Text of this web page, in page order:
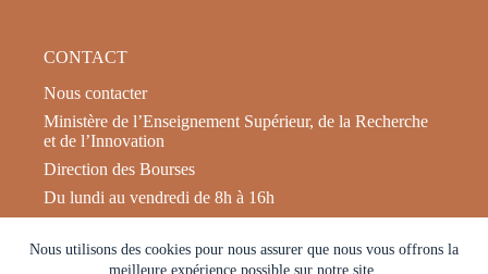
Nous utilisons des cookies pour nous assurer que nous vous offrons la
meilleure expérience possible sur notre site.
CONTACT
Nous contacter
Ministère de l’Enseignement Supérieur, de la Recherche
et de l’Innovation
Direction des Bourses
Du lundi au vendredi de 8h à 16h